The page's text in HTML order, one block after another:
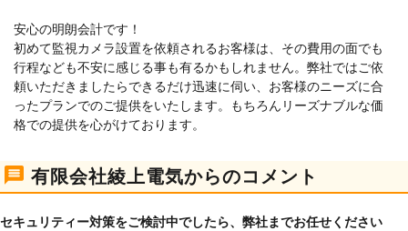
安心の明朗会計です！
初めて監視カメラ設置を依頼されるお客様は、その費用の面でも
行程なども不安に感じる事も有るかもしれません。弊社ではご依
頼いただきましたらできるだけ迅速に伺い、お客様のニーズに合
ったプランでのご提供をいたします。もちろんリーズナブルな価
格での提供を心がけております。
有限会社綾上電気からのコメント
セキュリティー対策をご検討中でしたら、弊社までお任せください